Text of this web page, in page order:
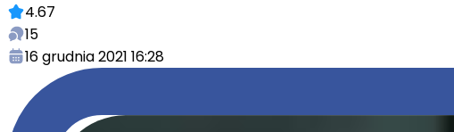
4.67
15
16 grudnia 2021 16:28